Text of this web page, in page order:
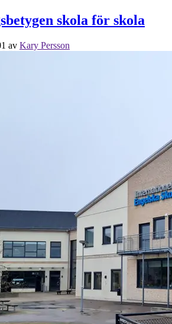
skola för skola
av Kary Persson